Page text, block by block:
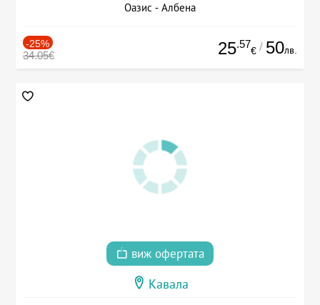
Оазис - Албена
-25%
34.05€ 25.57
€ / 50лв.
виж офертата
Кавала